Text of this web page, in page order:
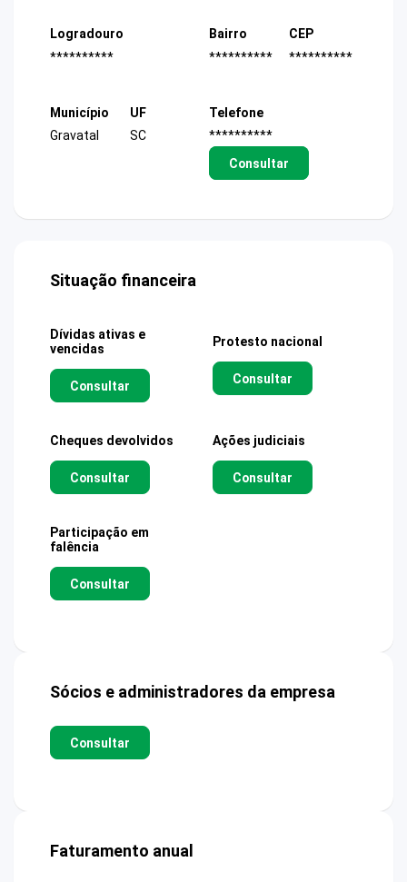
Logradouro
**********
Bairro
**********
CEP
**********
Município
Gravatal
UF
SC
Telefone
**********
Consultar
Situação financeira
Dívidas ativas e
vencidas
Consultar
Protesto nacional
Consultar
Cheques devolvidos
Consultar
Ações judiciais
Consultar
Participação em
falência
Consultar
Sócios e administradores da empresa
Consultar
Faturamento anual